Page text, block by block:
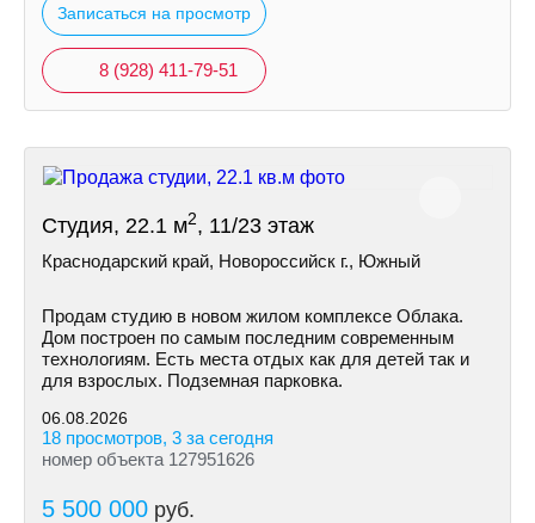
Записаться на просмотр
8 (928) 411-79-51
Студия, 22.1 м2, 11/23 этаж
Краснодарский край, Новороссийск г., Южный
Продам студию в новом жилом комплексе Облака.
Дом построен по самым последним современным
технологиям. Есть места отдых как для детей так и
для взрослых. Подземная парковка.
06.08.2026
18 просмотров, 3 за сегодня
номер объекта 127951626
5 500 000 руб.